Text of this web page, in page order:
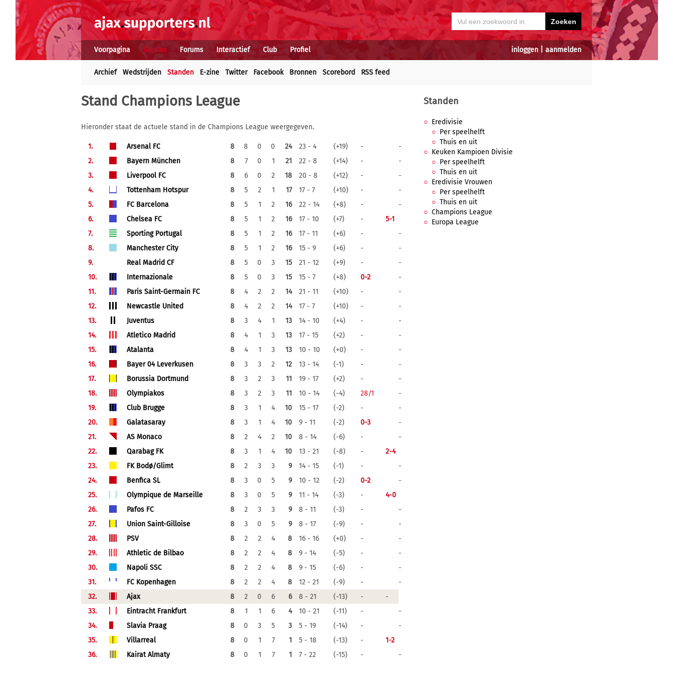
inloggen aanmelden
Voorpagina Nieuws Forums Interactief Club Profiel
Archief Wedstrijden Standen E-zine Twitter Facebook Bronnen Scorebord RSS feed
Stand Champions League
Hieronder staat de actuele stand in de Champions League weergegeven.
1. Arsenal FC 8 8 0 0 24 23 - 4 (+19) -
-
2.
Bayern München 8 7 0 1 21 22 - 8 (+14) -
-
3.
Liverpool FC 8 6 0 2 18 20 - 8 (+12) -
-
4.
Tottenham Hotspur 8 5 2 1 17 17 - 7 (+10) -
-
5.
FC Barcelona 8 5 1 2 16 22 - 14 (+8) -
-
6.
Chelsea FC 8 5 1 2 16 17 - 10 (+7) -
5-1
7.
Sporting Portugal 8 5 1 2 16 17 - 11 (+6) -
-
8.
Manchester City 8 5 1 2 16 15 - 9 (+6) -
-
9.
Real Madrid CF 8 5 0 3 15 21 - 12 (+9) -
-
10.
Internazionale 8 5 0 3 15 15 - 7 (+8) 0-2
-
11.
Paris Saint-Germain FC 8 4 2 2 14 21 - 11 (+10) -
-
12.
Newcastle United 8 4 2 2 14 17 - 7 (+10) -
-
13.
Juventus 8 3 4 1 13 14 - 10 (+4) -
-
14.
Atletico Madrid 8 4 1 3 13 17 - 15 (+2) -
-
15.
Atalanta 8 4 1 3 13 10 - 10 (+0) -
-
16.
Bayer 04 Leverkusen 8 3 3 2 12 13 - 14 (-1) -
-
17.
Borussia Dortmund 8 3 2 3 11 19 - 17 (+2) -
-
18.
Olympiakos 8 3 2 3 11 10 - 14 (-4) 28/1
-
19.
Club Brugge 8 3 1 4 10 15 - 17 (-2) -
-
20.
Galatasaray 8 3 1 4 10 9 - 11 (-2) 0-3
-
21.
AS Monaco 8 2 4 2 10 8 - 14 (-6) -
-
22.
Qarabag FK 8 3 1 4 10 13 - 21 (-8) -
2-4
23.
FK Bodø/Glimt 8 2 3 3 9 14 - 15 (-1) -
-
24.
Benfica SL 8 3 0 5 9 10 - 12 (-2) 0-2
-
25.
Olympique de Marseille 8 3 0 5 9 11 - 14 (-3) -
4-0
26.
Pafos FC 8 2 3 3 9 8 - 11 (-3) -
-
27.
Union Saint-Gilloise 8 3 0 5 9 8 - 17 (-9) -
-
28.
PSV 8 2 2 4 8 16 - 16 (+0) -
-
29.
Athletic de Bilbao 8 2 2 4 8 9 - 14 (-5) -
-
30.
Napoli SSC 8 2 2 4 8 9 - 15 (-6) -
-
31.
FC Kopenhagen 8 2 2 4 8 12 - 21 (-9) -
-
32.
Ajax 8 2 0 6 6 8 - 21 (-13) -
-
33.
Eintracht Frankfurt 8 1 1 6 4 10 - 21 (-11) -
-
34.
Slavia Praag 8 0 3 5 3 5 - 19 (-14) -
-
35.
Villarreal 8 0 1 7 1 5 - 18 (-13) -
1-2
36.
Kairat Almaty 8 0 1 7 1 7 - 22 (-15) - -
Standen
Eredivisie
Per speelhelft
Thuis en uit
Keuken Kampioen Divisie
Per speelhelft
Thuis en uit
Eredivisie Vrouwen
Per speelhelft
Thuis en uit
Champions League
Europa League